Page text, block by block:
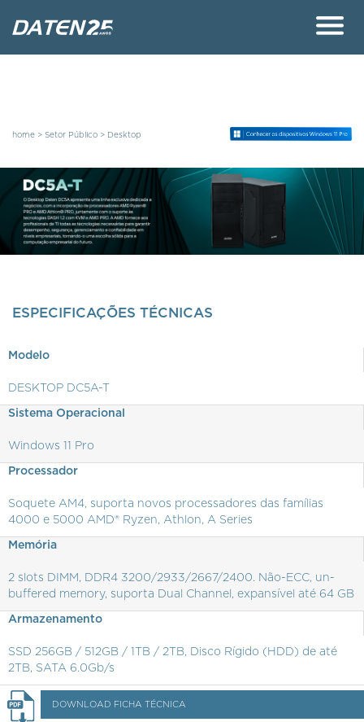
home > Setor Público > Desktop
ESPECIFICAÇÕES TÉCNICAS
Modelo
DESKTOP DC5A-T
Sistema Operacional
Windows 11 Pro
Processador
Soquete AM4, suporta novos processadores das famílias
4000 e 5000 AMD® Ryzen, Athlon, A Series
Memória
2 slots DIMM, DDR4 3200/2933/2667/2400. Não-ECC, un-
buffered memory, suporta Dual Channel, expansível até 64 GB
Armazenamento
SSD 256GB / 512GB / 1TB / 2TB, Disco Rígido (HDD) de até
2TB, SATA 6.0Gb/s
DOWNLOAD FICHA TÉCNICA